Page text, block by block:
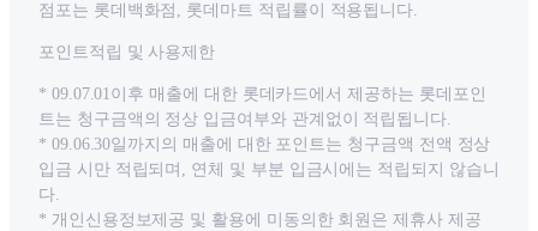
점포는 롯데백화점, 롯데마트 적립률이 적용됩니다.
포인트적립 및 사용제한
* 09.07.01이후 매출에 대한 롯데카드에서 제공하는 롯데포인
트는 청구금액의 정상 입금여부와 관계없이 적립됩니다.
* 09.06.30일까지의 매출에 대한 포인트는 청구금액 전액 정상
입금 시만 적립되며, 연체 및 부분 입금시에는 적립되지 않습니
다.
* 개인신용정보제공 및 활용에 미동의한 회원은 제휴사 제공